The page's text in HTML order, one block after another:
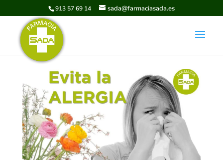
913 57 69 14 sada@farmaciasada.es